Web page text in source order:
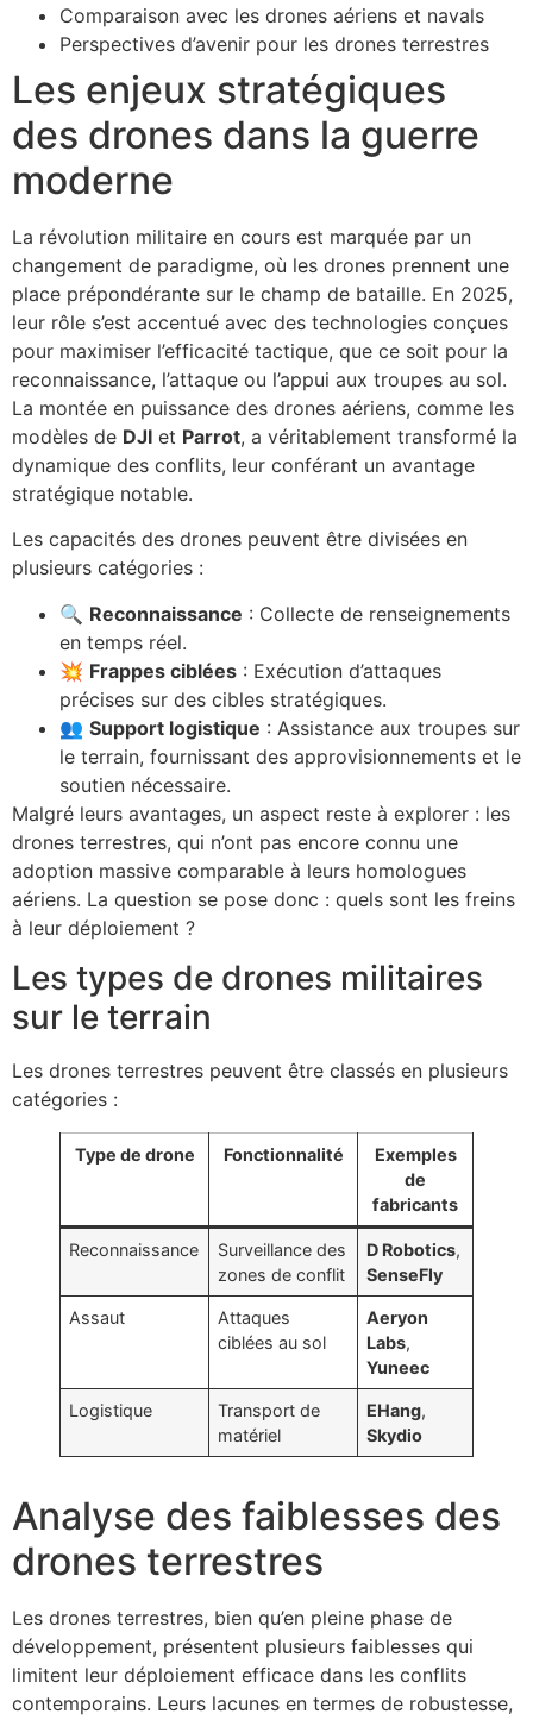
Comparaison avec les drones aériens et navals
Perspectives d’avenir pour les drones terrestres
Les enjeux stratégiques
des drones dans la guerre
moderne
La révolution militaire en cours est marquée par un
changement de paradigme, où les drones prennent une
place prépondérante sur le champ de bataille. En 2025,
leur rôle s’est accentué avec des technologies conçues
pour maximiser l’efficacité tactique, que ce soit pour la
reconnaissance, l’attaque ou l’appui aux troupes au sol.
La montée en puissance des drones aériens, comme les
modèles de DJI et Parrot, a véritablement transformé la
dynamique des conflits, leur conférant un avantage
stratégique notable.
Les capacités des drones peuvent être divisées en
plusieurs catégories :
🔍 Reconnaissance : Collecte de renseignements
en temps réel.
💥 Frappes ciblées : Exécution d’attaques
précises sur des cibles stratégiques.
👥 Support logistique : Assistance aux troupes sur
le terrain, fournissant des approvisionnements et le
soutien nécessaire.
Malgré leurs avantages, un aspect reste à explorer : les
drones terrestres, qui n’ont pas encore connu une
adoption massive comparable à leurs homologues
aériens. La question se pose donc : quels sont les freins
à leur déploiement ?
Les types de drones militaires
sur le terrain
Les drones terrestres peuvent être classés en plusieurs
catégories :
Type de drone Fonctionnalité
Exemples
de
fabricants
Reconnaissance
Surveillance des
zones de conflit
D Robotics,
SenseFly
Assaut
Attaques
ciblées au sol
Aeryon
Labs,
Yuneec
Logistique
Transport de
matériel
EHang,
Skydio
Analyse des faiblesses des
drones terrestres
Les drones terrestres, bien qu’en pleine phase de
développement, présentent plusieurs faiblesses qui
limitent leur déploiement efficace dans les conflits
contemporains. Leurs lacunes en termes de robustesse,